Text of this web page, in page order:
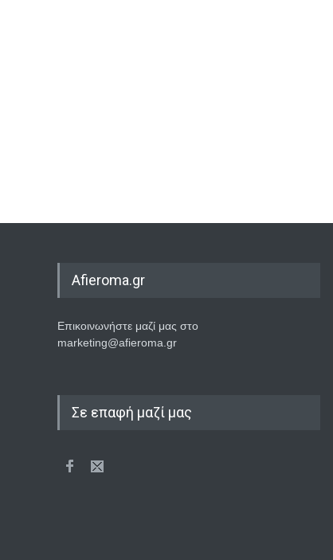
Afieroma.gr
Επικοινωνήστε μαζί μας στο
marketing@afieroma.gr
Σε επαφή μαζί μας